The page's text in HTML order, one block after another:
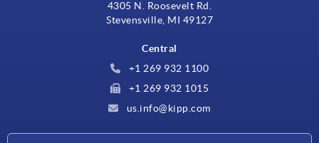
4305 N. Roosevelt Rd.
Stevensville, MI 49127
Central
+1 269 932 1100
+1 269 932 1015
us.info@kipp.com